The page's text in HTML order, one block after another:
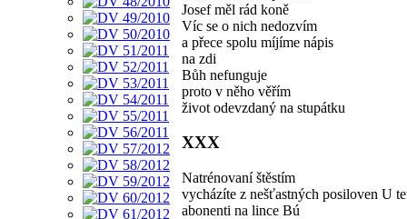
Josef měl rád koně
Víc se o nich nedozvím
a přece spolu míjíme nápis
na zdi
Bůh nefunguje
proto v něho věřím
život odevzdaný na stupátku
XXX
Natrénovaní štěstím
vycházíte z nešťastných posiloven U
abonenti na lince Bú